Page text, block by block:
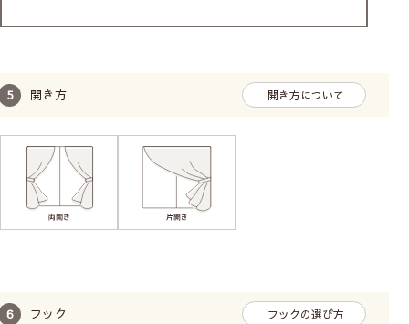
開き方 開き方について
フック フックの選び方